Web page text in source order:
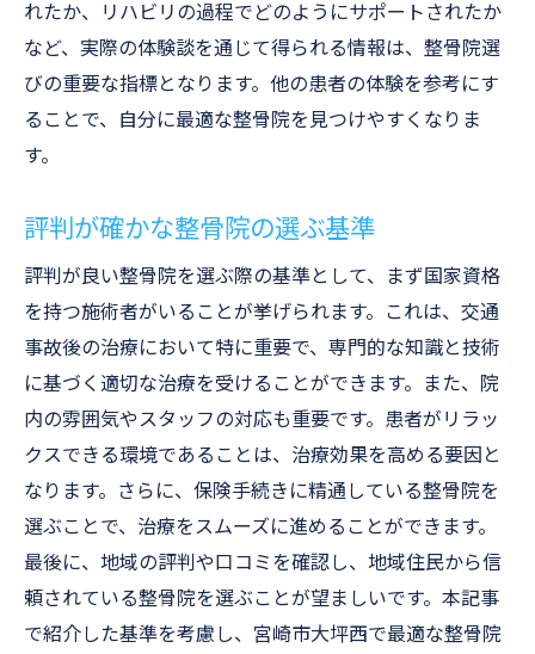
れたか、リハビリの過程でどのようにサポートされたか
など、実際の体験談を通じて得られる情報は、整骨院選
びの重要な指標となります。他の患者の体験を参考にす
ることで、自分に最適な整骨院を見つけやすくなりま
す。
評判が確かな整骨院の選ぶ基準
評判が良い整骨院を選ぶ際の基準として、まず国家資格
を持つ施術者がいることが挙げられます。これは、交通
事故後の治療において特に重要で、専門的な知識と技術
に基づく適切な治療を受けることができます。また、院
内の雰囲気やスタッフの対応も重要です。患者がリラッ
クスできる環境であることは、治療効果を高める要因と
なります。さらに、保険手続きに精通している整骨院を
選ぶことで、治療をスムーズに進めることができます。
最後に、地域の評判や口コミを確認し、地域住民から信
頼されている整骨院を選ぶことが望ましいです。本記事
で紹介した基準を考慮し、宮崎市大坪西で最適な整骨院